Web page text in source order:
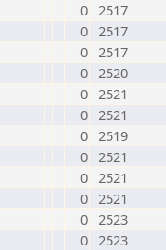
0 2517
0 2517
0 2517
0 2520
0 2521
0 2521
0 2519
0 2521
0 2521
0 2521
0 2523
0 2523